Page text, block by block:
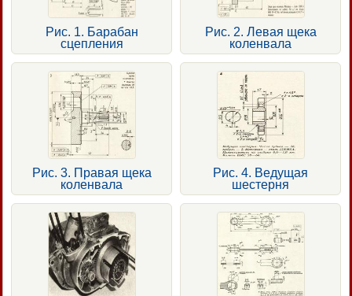
Рис. 1. Барабан
сцепления
Рис. 2. Левая щека
коленвала
Рис. 3. Правая щека
коленвала
Рис. 4. Ведущая
шестерня